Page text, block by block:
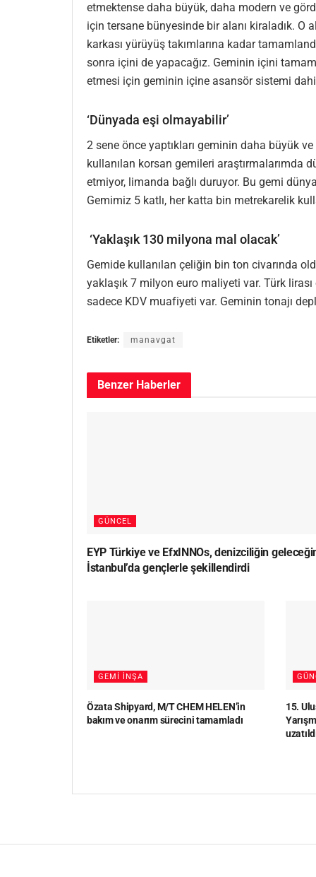
etmektense daha büyük, daha modern ve
için tersane bünyesinde bir alanı kiraladık. O
karkası yürüyüş takımlarına kadar
sonra içini de yapacağız. Geminin içini
etmesi için geminin içine asansör sistemi
‘Dünyada eşi olmayabilir’
2 sene önce yaptıkları geminin daha büyük
kullanılan korsan gemileri araştırmalarımda
etmiyor, limanda bağlı duruyor. Bu gemi
Gemimiz 5 katlı, her katta bin metrekarelik
‘Yaklaşık 130 milyona mal olacak’
Gemide kullanılan çeliğin bin ton civarında
yaklaşık 7 milyon euro maliyeti var. Türk
sadece KDV muafiyeti var. Geminin tonajı
Etiketler: manavgat
Benzer Haberler
GÜNCEL
EYP Türkiye ve EfxINNOs, denizciliğin
İstanbul’da gençlerle şekillendirdi
GEMI İNŞA
Özata Shipyard, M/T CHEM HELEN’in
bakım ve onarım sürecini tamamladı
15.